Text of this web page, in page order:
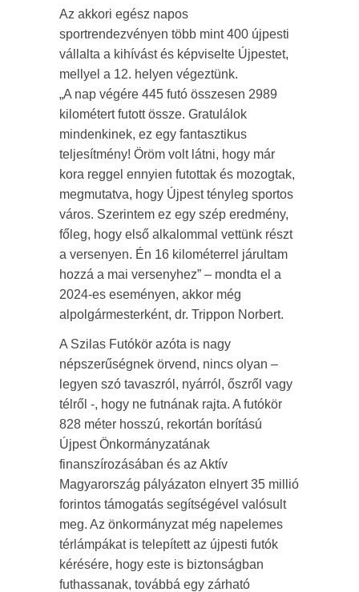
Az akkori egész napos
sportrendezvényen több mint 400 újpesti
vállalta a kihívást és képviselte Újpestet,
mellyel a 12. helyen végeztünk.
„A nap végére 445 futó összesen 2989
kilométert futott össze. Gratulálok
mindenkinek, ez egy fantasztikus
teljesítmény! Öröm volt látni, hogy már
kora reggel ennyien futottak és mozogtak,
megmutatva, hogy Újpest tényleg sportos
város. Szerintem ez egy szép eredmény,
főleg, hogy első alkalommal vettünk részt
a versenyen. Én 16 kilométerrel járultam
hozzá a mai versenyhez” – mondta el a
2024-es eseményen, akkor még
alpolgármesterként, dr. Trippon Norbert.
A Szilas Futókör azóta is nagy
népszerűségnek örvend, nincs olyan –
legyen szó tavaszról, nyárról, őszről vagy
télről -, hogy ne futnának rajta. A futókör
828 méter hosszú, rekortán borítású
Újpest Önkormányzatának
finanszírozásában és az Aktív
Magyarország pályázaton elnyert 35 millió
forintos támogatás segítségével valósult
meg. Az önkormányzat még napelemes
térlámpákat is telepített az újpesti futók
kérésére, hogy este is biztonságban
futhassanak, továbbá egy zárható